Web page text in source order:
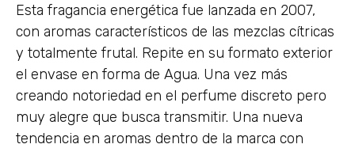
Esta fragancia energética fue lanzada en 2007,
con aromas característicos de las mezclas cítricas
y totalmente frutal. Repite en su formato exterior
el envase en forma de Agua. Una vez más
creando notoriedad en el perfume discreto pero
muy alegre que busca transmitir. Una nueva
tendencia en aromas dentro de la marca con